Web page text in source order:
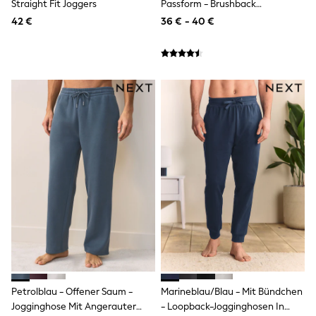
Fleeces
Disney
Marvel
Paw Patrol
Peppa Pig
Gaming
Harry Potter
Spider man
New In
Trainers
T-Shirts & Vests
Leggings
Swim
Gifts for Children
eVouchers
All Girls Brands
Lipsy Girl
Boden
Straight Fit Joggers
42 €
Passform - Brushback
Jogginghosen
36 € - 40 €
Petrolblau - Offener Saum -
Jogginghose Mit Angerauter
Marineblau/blau - Mit Bündchen
- Loopback-Jogginghosen In